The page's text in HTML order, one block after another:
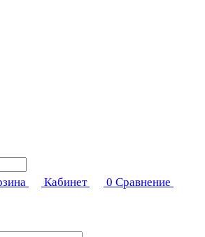
Кабинет 0 Сравнение